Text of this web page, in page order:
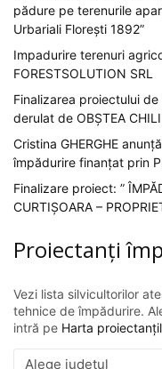
pădure pe terenurile
Urbariali Florești 1892”
Impadurire terenuri
FORESTSOLUTION SRL
Finalizarea proiectului
derulat de OBȘTEA
Cristina GHERGHE
împădurire finanțat prin
Finalizare proiect: ”
CURTIȘOARA –
Proiectanți
Vezi lista silvicultorilor
tehnice de împădurire.
intră pe Harta